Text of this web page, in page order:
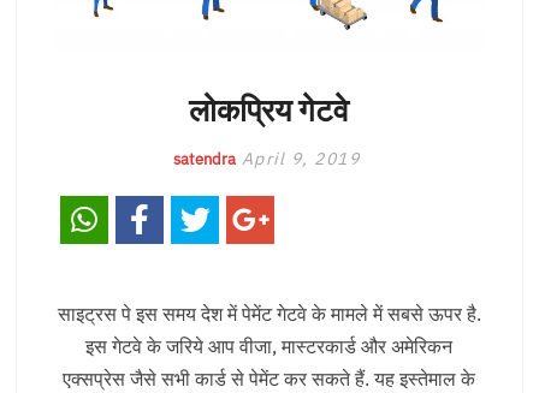
लोकप्रिय गेटवे
satendra April 9, 2019
साइट्रस पे इस समय देश में पेमेंट गेटवे के मामले में सबसे ऊपर है.
इस गेटवे के जरिये आप वीजा, मास्टरकार्ड और अमेरिकन
एक्सप्रेस जैसे सभी कार्ड से पेमेंट कर सकते हैं. यह इस्तेमाल के